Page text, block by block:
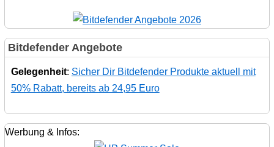
Bitdefender Angebote
Gelegenheit: Sicher Dir Bitdefender Produkte aktuell mit
50% Rabatt, bereits ab 24,95 Euro
Werbung & Infos: